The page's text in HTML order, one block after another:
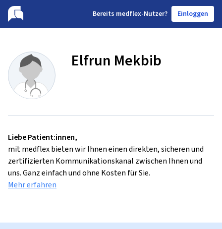
Bereits medflex-Nutzer? Einloggen
Elfrun Mekbib
Liebe Patient:innen,
mit medflex bieten wir Ihnen einen direkten, sicheren und
zertifizierten Kommunikationskanal zwischen Ihnen und
uns. Ganz einfach und ohne Kosten für Sie.
Mehr erfahren